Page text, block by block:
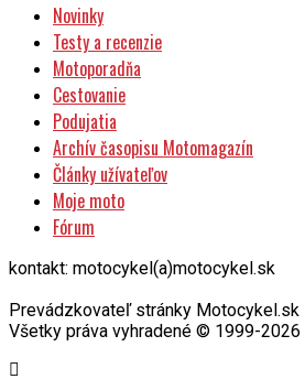
Novinky
Testy a recenzie
Motoporadňa
Cestovanie
Podujatia
Archív časopisu Motomagazín
Články užívateľov
Moje moto
Fórum
kontakt: motocykel(a)motocykel.sk
Prevádzkovateľ stránky Motocykel.sk
Všetky práva vyhradené © 1999-